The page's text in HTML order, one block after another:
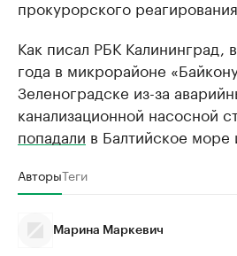
прокурорского реагирования.
Как писал РБК Калининград,
года в микрорайоне
Зеленоградске из-за
канализационной насосной
попадали в Балтийское море
АвторыТеги
Марина Маркевич